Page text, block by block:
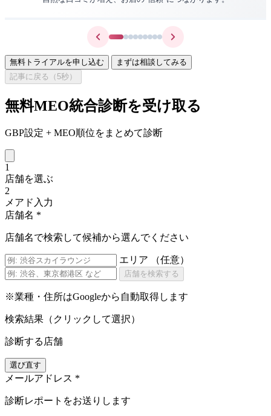
無料トライアルを申し込む
まずは相談してみる
記事に戻る（ 5秒）
無料MEO統合診断を受け取る
GBP設定 + MEO順位をまとめて診断
1
店舗を選ぶ
2
メアド入力
店舗名 *
店舗名で検索して候補から選んでください
エリア （任意）
店舗を検索する
※業種・住所はGoogleから自動取得します
検索結果（クリックして選択）
診断する店舗
選び直す
メールアドレス *
診断レポートをお送りします